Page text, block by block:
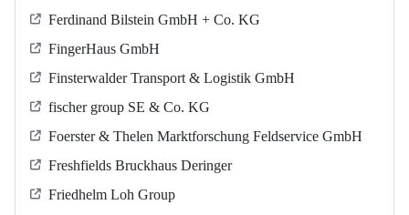
Ferdinand Bilstein GmbH + Co. KG
FingerHaus GmbH
Finsterwalder Transport & Logistik GmbH
fischer group SE & Co. KG
Foerster & Thelen Marktforschung Feldservice GmbH
Freshfields Bruckhaus Deringer
Friedhelm Loh Group